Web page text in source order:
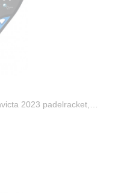
2023 padelracket,…